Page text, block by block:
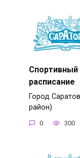
расписание
Город
район)
0 300